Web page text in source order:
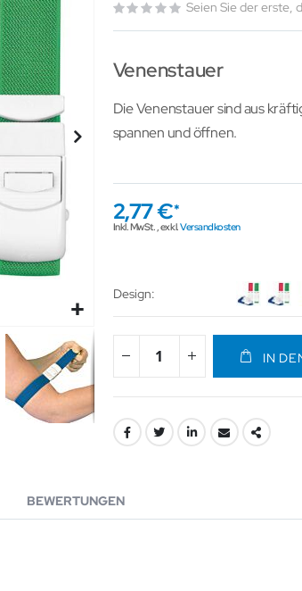
Bildergalerie
springen
Seien Sie der erste,
Venenstauer
Die Venenstauer sind aus
spannen und öffnen.
2,77 €
Inkl. MwSt.,exkl.Versandkosten
Design
IN
BEWERTUNGEN